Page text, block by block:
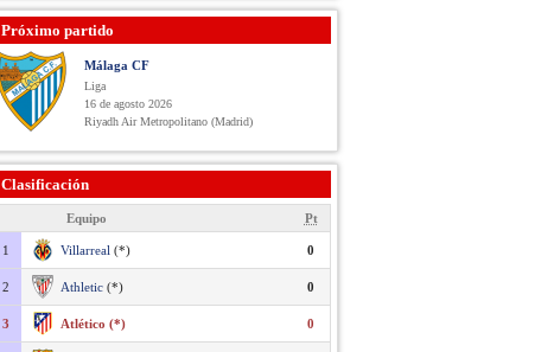
Próximo partido
Málaga CF
Liga
16 de agosto 2026
Riyadh Air Metropolitano (Madrid)
Clasificación
Equipo Pt
1 Villarreal (*) 0
2 Athletic (*) 0
3 Atlético (*) 0